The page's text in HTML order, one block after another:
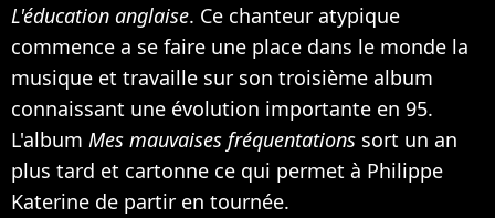
L'éducation anglaise. Ce chanteur atypique
commence a se faire une place dans le monde la
musique et travaille sur son troisième album
connaissant une évolution importante en 95.
L'album Mes mauvaises fréquentations sort un an
plus tard et cartonne ce qui permet à Philippe
Katerine de partir en tournée.